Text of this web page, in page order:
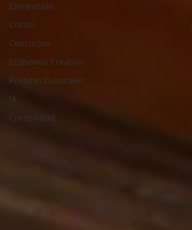
Entrevistas
Cursos
Concursos
Economía Creativa
Políticas culturales
IA
Creatividad